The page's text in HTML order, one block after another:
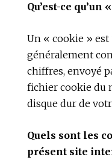
Qu’est-ce qu’un
Un « cookie »
généralement
chiffres, envoyé
fichier cookie du
disque dur de
Quels sont les
présent site